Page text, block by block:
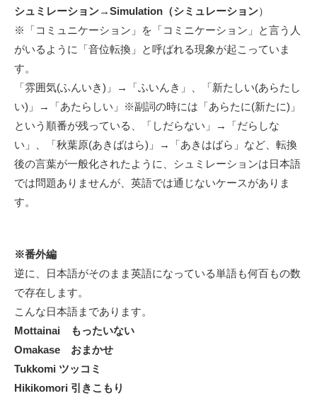
シュミレーション→Simulation（シミュレーション）
※「コミュニケーション」を「コミニケーション」と言う人
がいるように「音位転換」と呼ばれる現象が起こっていま
す。
「雰囲気(ふんいき)」→「ふいんき」、「新たしい(あらたし
い)」→「あたらしい」
※副詞の時には「あらたに(新たに)」
という順番が残っている 、「しだらない」→「だらしな
い」、「秋葉原(あきばはら)」→「あきはばら」など、転換
後の言葉が一般化されたように、シュミレーションは日本語
では問題ありませんが、英語では通じないケースがありま
す。
※番外編
逆に、日本語がそのまま英語になっている単語も何百もの数
で存在します。
こんな日本語まであります。
Mottainai もったいない
Omakase おまかせ
Tukkomi ツッコミ
Hikikomori 引きこもり